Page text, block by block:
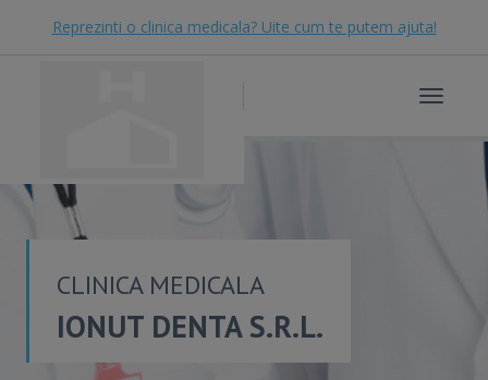
Reprezinti o clinica medicala? Uite cum te putem ajuta!
Toggle
CLINICA MEDICALA
IONUT DENTA S.R.L.